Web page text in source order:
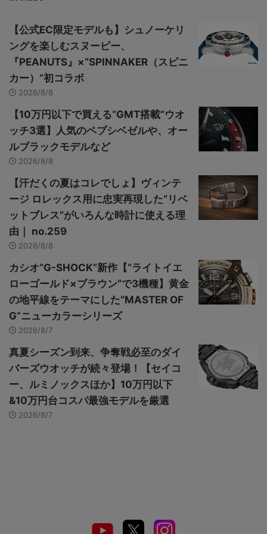
【公式EC限定モデルも】シュノーケリ
ングを楽しむスヌーピー、
『PEANUTS』×“SPINNAKER（スピニ
カー）”初コラボ
2026/8/8
【10万円以下で買える“GMT搭載”ウオ
ッチ3選】人気のペプシベゼルや、オー
ルブラックモデルなど
2026/8/8
【汗だくの夏はコレでしょ】ヴィンテ
ージ ロレックス用に忠実再現した“リベ
ットブレス”がいろんな時計に使える理
由｜ no.259
2026/8/8
カシオ“G-SHOCK”新作【“ライトイエ
ローゴールド×ブラウン”で3機種】黄金
の地平線をテーマにした“MASTER OF
G”ニューカラーシリーズ
2026/8/7
真夏シーズン到来、争奪戦必至のダイ
バーズウオッチが続々登場！【セイコ
ー、ルミノックスほか】10万円以下
&10万円台コスパ最強モデルを厳選
2026/8/7